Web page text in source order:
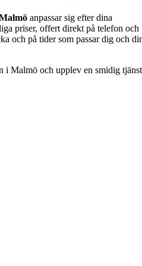
anpassar sig efter dina
priser, offert direkt på telefon och
och på tider som passar dig och
i Malmö och upplev en smidig tjänst